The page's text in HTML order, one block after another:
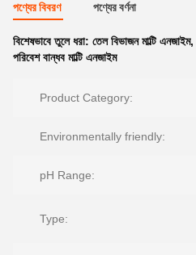
পণ্যের বিবরণ পণ্যের বর্ণনা
বিশেষভাবে তুলে ধরা: তেল বিভাজন মাল্টি এনজাইম,
পরিবেশ বান্ধব মাল্টি এনজাইম
Product Category:
Environmentally friendly:
pH Range:
Type: